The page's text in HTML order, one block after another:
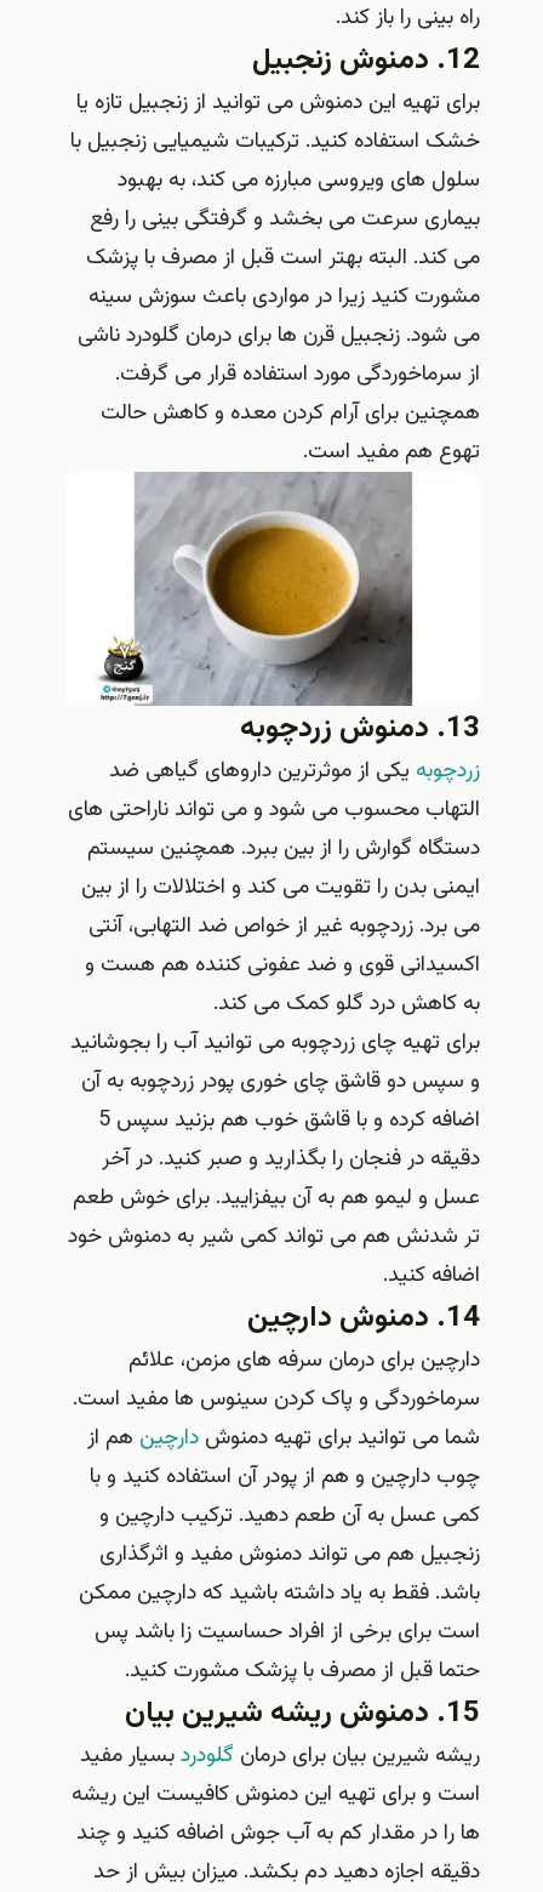
راه بینی را باز کند.
12. دمنوش زنجبیل
برای تهیه این دمنوش می توانید از زنجبیل تازه یا
خشک استفاده کنید. ترکیبات شیمیایی زنجبیل با
سلول های ویروسی مبارزه می کند، به بهبود
بیماری سرعت می بخشد و گرفتگی بینی را رفع
می کند. البته بهتر است قبل از مصرف با پزشک
مشورت کنید زیرا در مواردی باعث سوزش سینه
می شود. زنجبیل قرن ها برای درمان گلودرد ناشی
از سرماخوردگی مورد استفاده قرار می گرفت.
همچنین برای آرام کردن معده و کاهش حالت
تهوع هم مفید است.
13. دمنوش زردچوبه
زردچوبه یکی از موثرترین داروهای گیاهی ضد
التهاب محسوب می شود و می تواند ناراحتی های
دستگاه گوارش را از بین ببرد. همچنین سیستم
ایمنی بدن را تقویت می کند و اختلالات را از بین
می برد. زردچوبه غیر از خواص ضد التهابی، آنتی
اکسیدانی قوی و ضد عفونی کننده هم هست و
به کاهش درد گلو کمک می کند.
برای تهیه چای زردچوبه می توانید آب را بجوشانید
و سپس دو قاشق چای خوری پودر زردچوبه به آن
اضافه کرده و با قاشق خوب هم بزنید سپس 5
دقیقه در فنجان را بگذارید و صبر کنید. در آخر
عسل و لیمو هم به آن بیفزایید. برای خوش طعم
تر شدنش هم می تواند کمی شیر به دمنوش خود
اضافه کنید.
14. دمنوش دارچین
دارچین برای درمان سرفه های مزمن، علائم
سرماخوردگی و پاک کردن سینوس ها مفید است.
شما می توانید برای تهیه دمنوشدارچین هم از
چوب دارچین و هم از پودر آن استفاده کنید و با
کمی عسل به آن طعم دهید. ترکیب دارچین و
زنجبیل هم می تواند دمنوش مفید و اثرگذاری
باشد. فقط به یاد داشته باشید که دارچین ممکن
است برای برخی از افراد حساسیت زا باشد پس
حتما قبل از مصرف با پزشک مشورت کنید.
15. دمنوش ریشه شیرین بیان
ریشه شیرین بیان برای درمان گلودردبسیار مفید
است و برای تهیه این دمنوش کافیست این ریشه
ها را در مقدار کم به آب جوش اضافه کنید و چند
دقیقه اجازه دهید دم بکشد. میزان بیش از حد